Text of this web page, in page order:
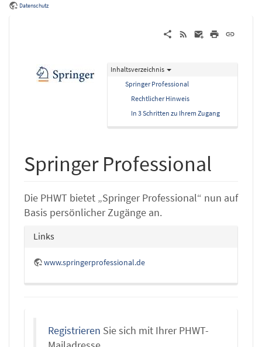
Datenschutz
Inhaltsverzeichnis
Springer Professional
Rechtlicher Hinweis
In 3 Schritten zu Ihrem Zugang
Springer Professional
Die PHWT bietet „Springer Professional“ nun auf
Basis persönlicher Zugänge an.
Links
www.springerprofessional.de
Registrieren Sie sich mit Ihrer PHWT-